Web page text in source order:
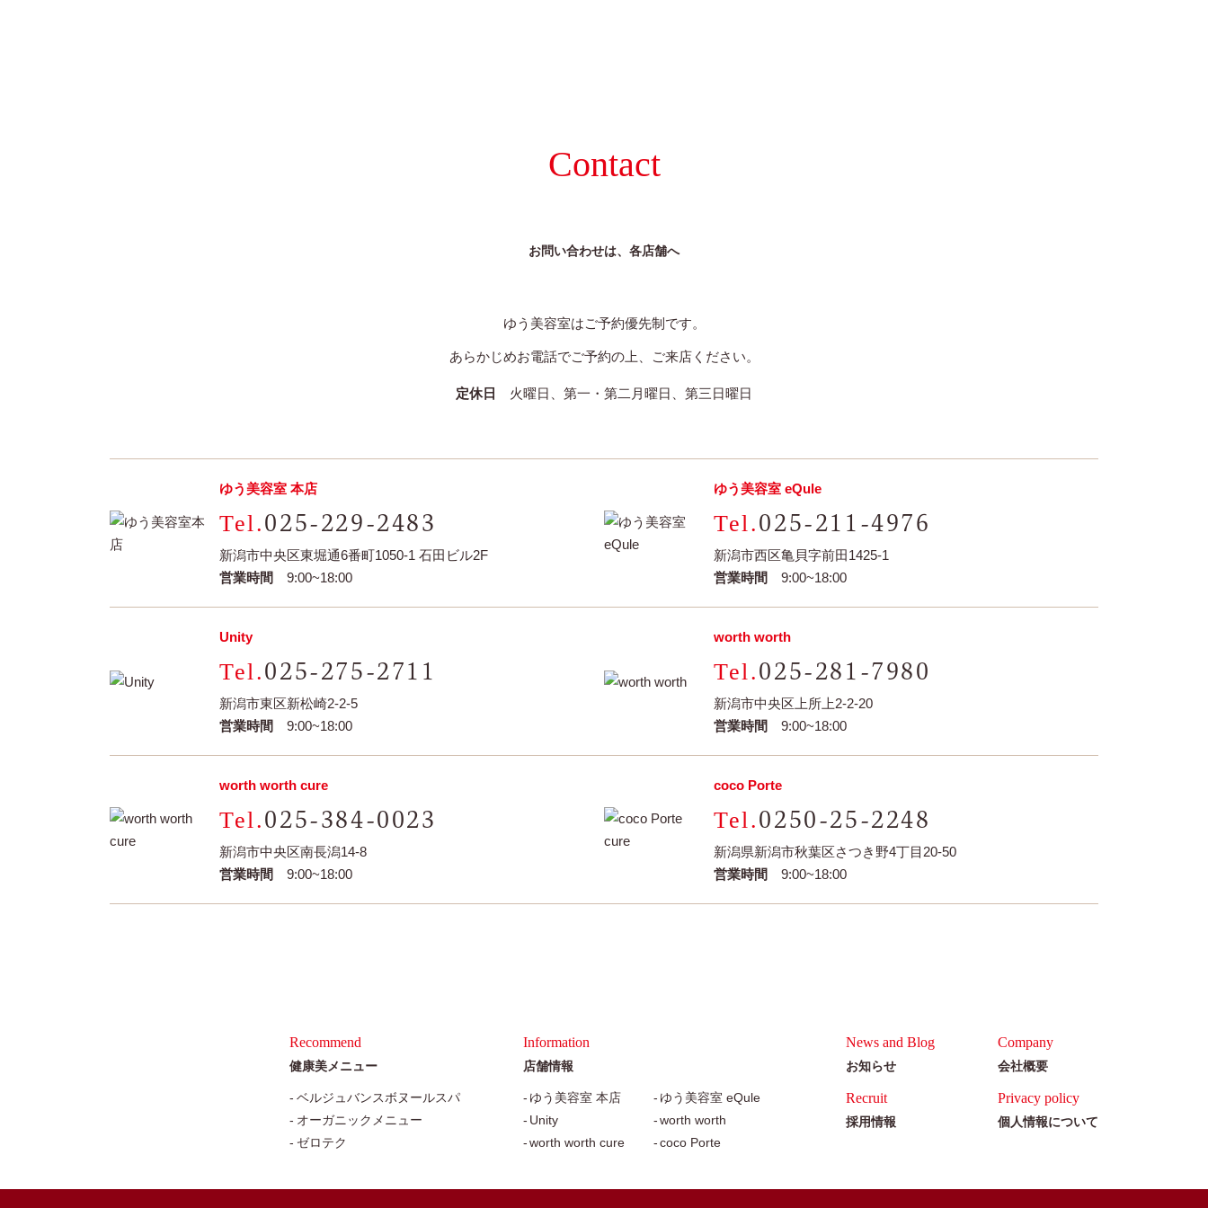
Contact
お問い合わせは、各店舗へ
ゆう美容室はご予約優先制です。
あらかじめお電話でご予約の上、ご来店ください。
定休日 火曜日、第一・第二月曜日、第三日曜日
ゆう美容室 本店
025-229-2483
新潟市中央区東堀通6番町1050-1 石田ビル2F
営業時間
9:00~18:00
ゆう美容室 eQule
025-211-4976
新潟市西区亀貝字前田1425-1
営業時間
9:00~18:00
Unity
025-275-2711
新潟市東区新松崎2-2-5
営業時間
9:00~18:00
worth worth
025-281-7980
新潟市中央区上所上2-2-20
営業時間
9:00~18:00
worth worth cure
025-384-0023
新潟市中央区南長潟14-8
営業時間
9:00~18:00
coco Porte
0250-25-2248
新潟県新潟市秋葉区さつき野4丁目20-50
営業時間
9:00~18:00
Recommend
健康美メニュー
ベルジュバンスボヌールスパ
オーガニックメニュー
ゼロテク
Information
店舗情報
ゆう美容室 本店
ゆう美容室 eQule
Unity
worth worth
worth worth cure
coco Porte
News and Blog
お知らせ
Recruit
採用情報
Company
会社概要
Privacy policy
個人情報について